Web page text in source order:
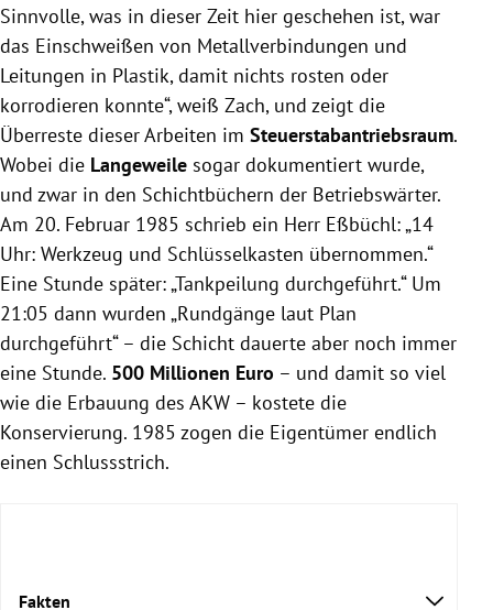
Sinnvolle, was in dieser Zeit hier geschehen ist, war
das Einschweißen von Metallverbindungen und
Leitungen in Plastik, damit nichts rosten oder
korrodieren konnte“, weiß Zach, und zeigt die
Überreste dieser Arbeiten im Steuerstabantriebsraum.
Wobei die Langeweile sogar dokumentiert wurde,
und zwar in den Schichtbüchern der Betriebswärter.
Am 20. Februar 1985 schrieb ein Herr Eßbüchl: „14
Uhr: Werkzeug und Schlüsselkasten übernommen.“
Eine Stunde später: „Tankpeilung durchgeführt.“ Um
21:05 dann wurden „Rundgänge laut Plan
durchgeführt“ – die Schicht dauerte aber noch immer
eine Stunde. 500 Millionen Euro – und damit so viel
wie die Erbauung des AKW – kostete die
Konservierung. 1985 zogen die Eigentümer endlich
einen Schlussstrich.
Fakten